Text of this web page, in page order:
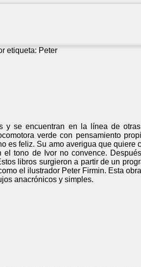
etiqueta: Peter
y se encuentran en la línea de
verde con pensamiento
es feliz. Su amo averigua que
tono de Ivor no convence.
libros surgieron a partir de un
el ilustrador Peter Firmin. Esta
anacrónicos y simples.